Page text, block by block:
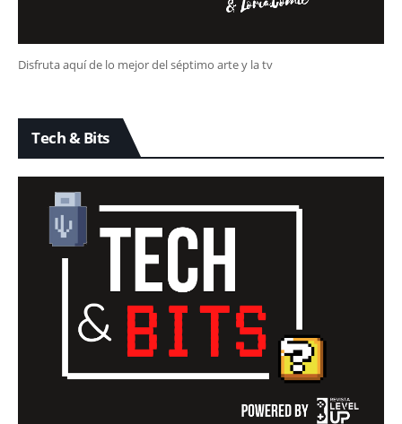
Disfruta aquí de lo mejor del séptimo arte y la tv
Tech & Bits